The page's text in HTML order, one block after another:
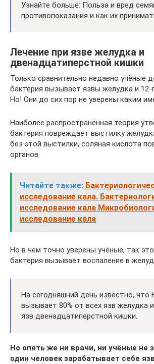
Узнайте больше: Польза и вред
противопоказания и как их
Лечение при язве желудка и
двенадцатиперстной кишки
Только сравнительно недавно учёные
бактерия вызывает язвы желудка и 12-
Но! Они до сих пор не уверены каким
Наиболее распространённая теория
бактерия повреждает выстилку
без этой выстилки, соляная кислота
органов.
Читайте также:
исследование кала.
исследование кала
исследование кала
Но в чем точно уверены учёные, так
бактерия вызывает воспаление в
На сегодняшний день известно, что
вызывает 80% от всех язв желудка
язв двенадцатиперстной кишки.
Но опять же ни врачи, ни учёные не
один человек зарабатывает себе